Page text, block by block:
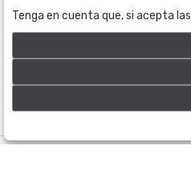
Subastas anteriores
Tenga en cuenta que, si acepta